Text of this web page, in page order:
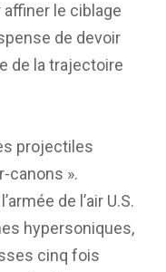
le ciblage
de devoir
de la trajectoire
projectiles
canons ».
de l’air U.S.
hypersoniques,
cinq fois